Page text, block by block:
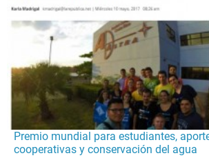
Premio mundial para estudiantes,
cooperativas y conservación del agua